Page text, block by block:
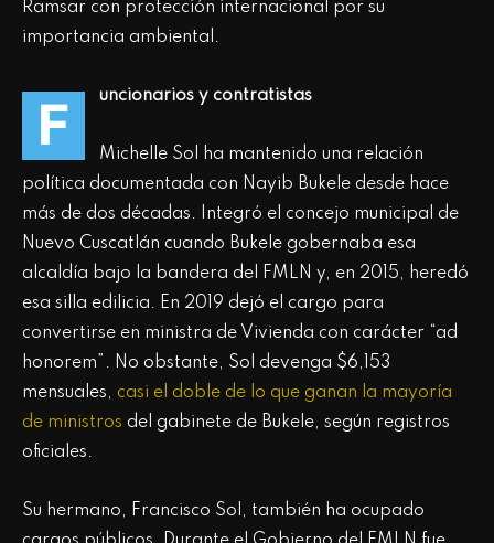
Ramsar con protección internacional por su
importancia ambiental.
F uncionarios y contratistas
Michelle Sol ha mantenido una relación
política documentada con Nayib Bukele desde hace
más de dos décadas. Integró el concejo municipal de
Nuevo Cuscatlán cuando Bukele gobernaba esa
alcaldía bajo la bandera del FMLN y, en 2015, heredó
esa silla edilicia. En 2019 dejó el cargo para
convertirse en ministra de Vivienda con carácter “ad
honorem”. No obstante, Sol devenga $6,153
mensuales, casi el doble de lo que ganan la mayoría
de ministros del gabinete de Bukele, según registros
oficiales.
Su hermano, Francisco Sol, también ha ocupado